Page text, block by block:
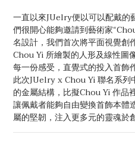
一直以來JUelry便以可以配戴的
們很開心能夠邀請到藝術家
名設計，我們首次將平面視覺創
Chou Yi 所繪製的人形及線性圖
每一份感受，直覺式的投入首飾
此次JUelry x Chou Yi 聯名系列
的金屬結構，比擬Chou Yi 作品
讓佩戴者能夠自由變換首飾本體
屬的堅韌，注入更多元的靈魂於